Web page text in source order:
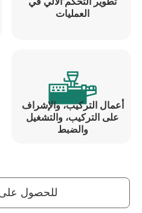
العمليات
أعمال التركيب، والإشراف
على التركيب، والتشغيل
والضبط
للحصول